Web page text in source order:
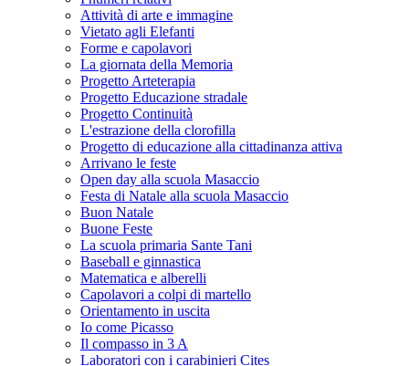
Attività di arte e immagine
Vietato agli Elefanti
Forme e capolavori
La giornata della Memoria
Progetto Arteterapia
Progetto Educazione stradale
Progetto Continuità
L'estrazione della clorofilla
Progetto di educazione alla cittadinanza attiva
Arrivano le feste
Open day alla scuola Masaccio
Festa di Natale alla scuola Masaccio
Buon Natale
Buone Feste
La scuola primaria Sante Tani
Baseball e ginnastica
Matematica e alberelli
Capolavori a colpi di martello
Orientamento in uscita
Io come Picasso
Il compasso in 3 A
Laboratori con i carabinieri Cites